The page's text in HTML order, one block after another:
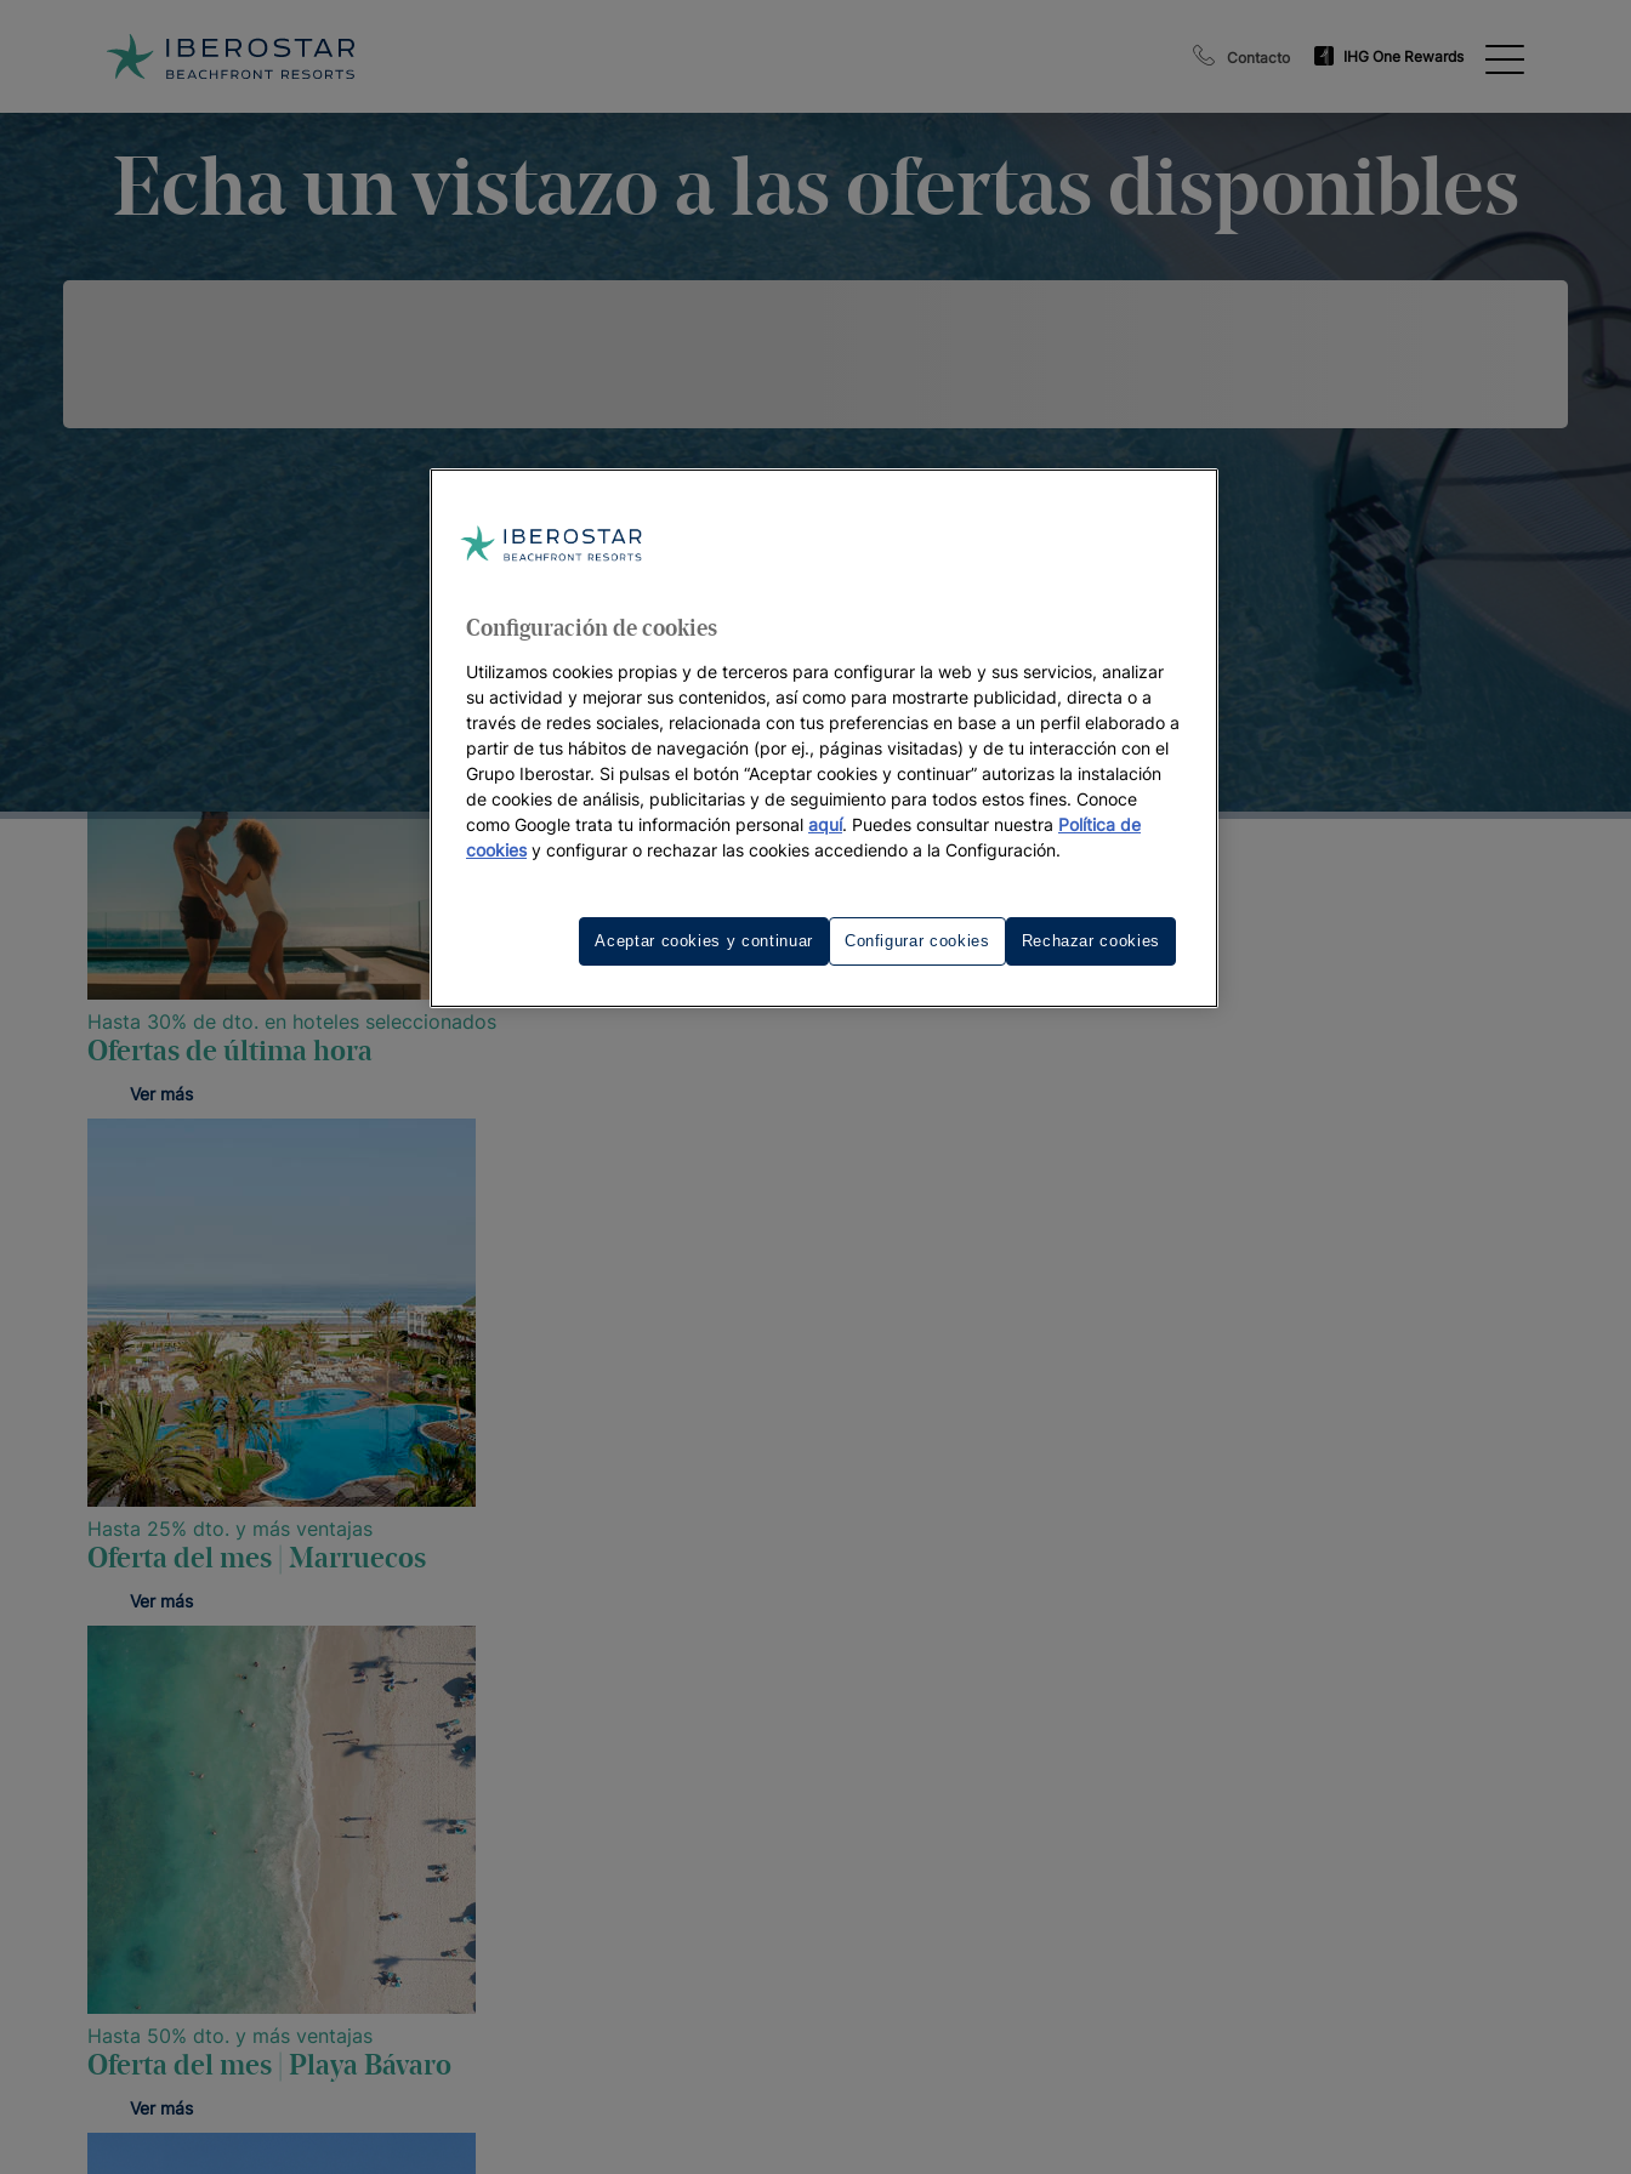
Contacto IHG One Rewards
Echa un vistazo a las ofertas disponibles
Hasta 30% de dto. en hoteles seleccionados
Ofertas de última hora
Ver más
Hasta 25% dto. y más ventajas
Oferta del mes | Marruecos
Ver más
Hasta 50% dto. y más ventajas
Oferta del mes | Playa Bávaro
Ver más
Configuración de cookies
Utilizamos cookies propias y de terceros para configurar la web y sus servicios, analizar
su actividad y mejorar sus contenidos, así como para mostrarte publicidad, directa o a
través de redes sociales, relacionada con tus preferencias en base a un perfil elaborado a
partir de tus hábitos de navegación (por ej., páginas visitadas) y de tu interacción con el
Grupo Iberostar. Si pulsas el botón “Aceptar cookies y continuar” autorizas la instalación
de cookies de análisis, publicitarias y de seguimiento para todos estos fines. Conoce
como Google trata tu información personal aquí. Puedes consultar nuestra Política de
cookiesy configurar o rechazar las cookies accediendo a la Configuración.
Configurar cookies Rechazar cookies
Aceptar cookies y continuar